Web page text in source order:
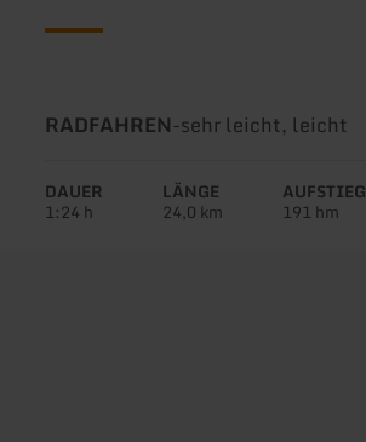
Art
Tour:
RADFAHREN-Schwierigkeit:
sehr leicht, leicht
DAUER
1:24 h
LÄNGE
24,0 km
AUFSTIEG
191 hm